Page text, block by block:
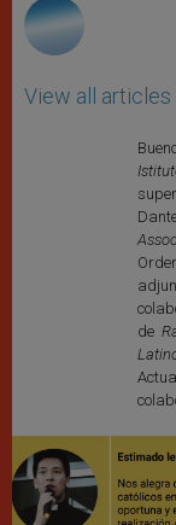
View all articles
de